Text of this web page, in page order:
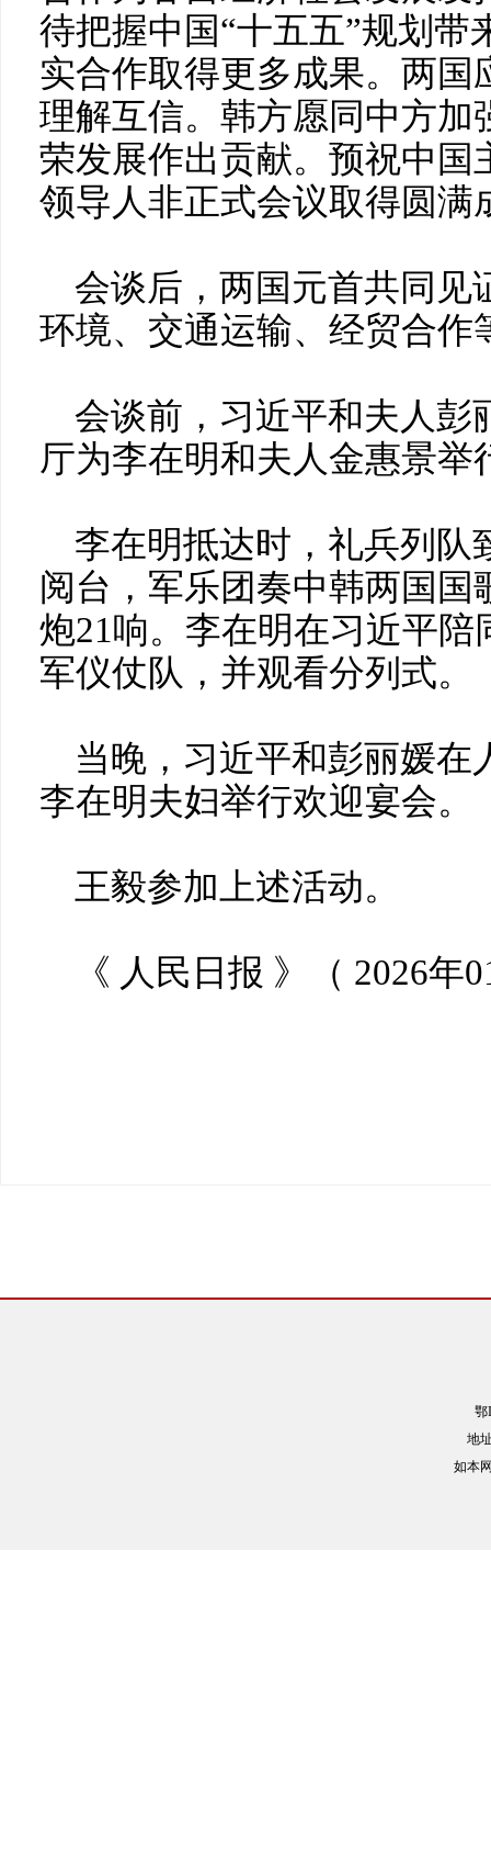
待把握中国“十五五”规划带
实合作取得更多成果。两国
理解互信。韩方愿同中方加
荣发展作出贡献。预祝中国
领导人非正式会议取得圆满
会谈后，两国元首共同见
环境、交通运输、经贸合作
会谈前，习近平和夫人彭
厅为李在明和夫人金惠景举
李在明抵达时，礼兵列队
阅台，军乐团奏中韩两国国
炮21响。李在明在习近平
军仪仗队，并观看分列式。
当晚，习近平和彭丽媛在
李在明夫妇举行欢迎宴会。
王毅参加上述活动。
《 人民日报 》（ 2026年
鄂
地
如本